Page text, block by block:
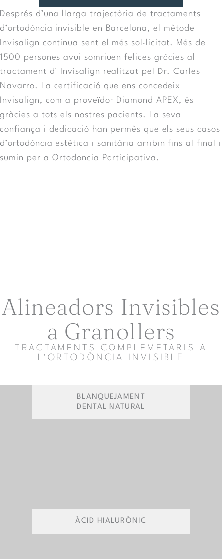
Després d’una llarga trajectòria de tractaments
d’ortodòncia invisible en Barcelona, el mètode
Invisalign continua sent el més sol·licitat. Més de
1500 persones avui somriuen felices gràcies al
tractament d’ Invisalign realitzat pel Dr. Carles
Navarro. La certificació que ens concedeix
Invisalign, com a proveïdor Diamond APEX, és
gràcies a tots els nostres pacients. La seva
confiança i dedicació han permès que els seus casos
d’ortodòncia estètica i sanitària arribin fins al final i
sumin per a Ortodoncia Participativa.
Alineadors Invisibles
a Granollers
TRACTAMENTS COMPLEMETARIS A
L'ORTODÒNCIA INVISIBLE
BLANQUEJAMENT
DENTAL NATURAL
ÀCID HIALURÒNIC